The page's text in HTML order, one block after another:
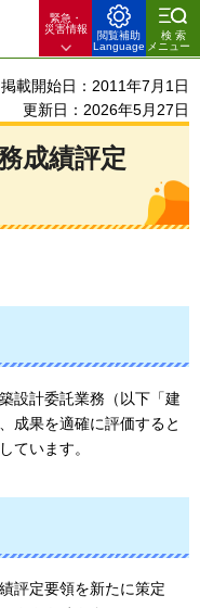
緊急・
災害情報
閲覧補助
Language
検索
メニュー
掲載開始日：2011年7月1日
更新日：2026年5月27日
成績評定
設計委託業務（以下「建
成果を適確に評価すると
ています。
評定要領を新たに策定